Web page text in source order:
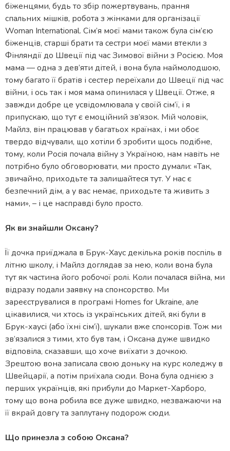
біженцями, будь то збір пожертвувань, прання
спальних мішків, робота з жінками для організації
Woman International. Сім’я моєї мами також була сім’єю
біженців, старші брати та сестри моєї мами втекли з
Фінляндії до Швеції під час Зимової війни з Росією. Моя
мама — одна з дев’яти дітей, і вона була наймолодшою,
тому багато її братів і сестер переїхали до Швеції під час
війни, і ось так і моя мама опинилася у Швеції. Отже, я
завжди добре це усвідомлювала у своїй сім’ї, і я
припускаю, що тут є емоційний зв’язок. Мій чоловік,
Майлз, він працював у багатьох країнах, і ми обоє
твердо відчували, що хотіли б зробити щось подібне,
тому, коли Росія почала війну з Україною, нам навіть не
потрібно було обговорювати, ми просто думали: «Так,
звичайно, приходьте та залишайтеся тут. У нас є
безпечний дім, а у вас немає, приходьте та живить з
нами», – і це насправді було просто.
Як ви знайшли Оксану?
Її дочка приїджала в Брук-Хаус декілька років поспіль в
літню школу, і Майлз доглядав за нею, коли вона була
тут як частина його робочої ролі. Коли почалася війна, ми
відразу подали заявку на спонсорство. Ми
зареєструвалися в програмі Homes for Ukraine, але
цікавилися, чи хтось із українських дітей, які були в
Брук-хаусі (або їхні сім’ї), шукали вже спонсорів. Тож ми
зв’язалися з тими, хто був там, і Оксана дуже швидко
відповіла, сказавши, що хоче виїхати з дочкою.
Зрештою вона записала свою доньку на курс коледжу в
Швейцарії, а потім приїхала сюди. Вона була однією з
перших українців, які прибули до Маркет-Харборо,
тому що вона робила все дуже швидко, незважаючи на
її вкрай довгу та заплутану подорож сюди.
Що принезла з собою Оксана?